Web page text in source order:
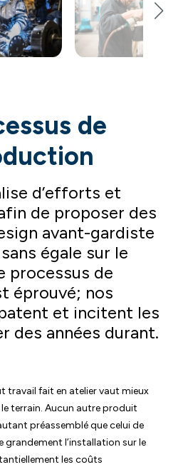
de
d’efforts et
de proposer des
avant-gardiste
égale sur le
processus de
éprouvé; nos
et incitent les
des années durant.
fait en atelier vaut mieux
terrain. Aucun autre produit
préassemblé que celui de
l’installation sur le
les coûts